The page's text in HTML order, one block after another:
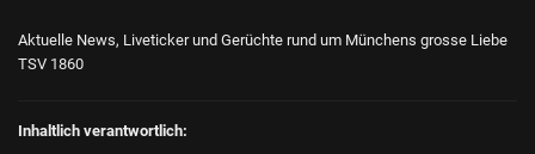
Aktuelle News, Liveticker und Gerüchte rund um Münchens grosse Liebe
TSV 1860
Inhaltlich verantwortlich: